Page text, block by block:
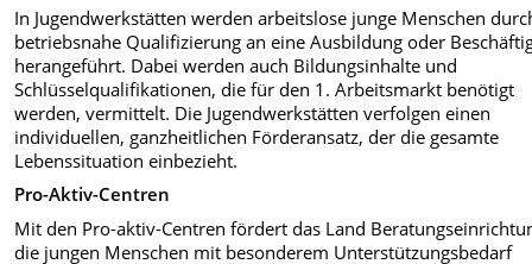
In Jugendwerkstätten werden arbeitslose junge Menschen
betriebsnahe Qualifizierung an eine Ausbildung oder
herangeführt. Dabei werden auch Bildungsinhalte und
Schlüsselqualifikationen, die für den 1. Arbeitsmarkt benötigt
werden, vermittelt. Die Jugendwerkstätten verfolgen einen
individuellen, ganzheitlichen Förderansatz, der die gesamte
Lebenssituation einbezieht.
Pro-Aktiv-Centren
Mit den Pro-aktiv-Centren fördert das Land
die jungen Menschen mit besonderem Unterstützungsbedarf